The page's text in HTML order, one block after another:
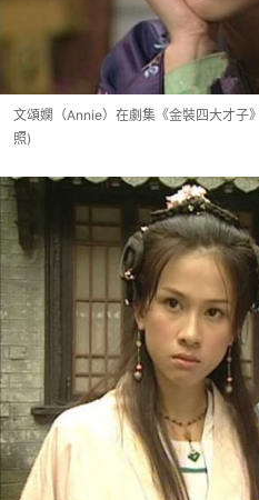
文頌嫻（Annie）在劇集《金裝四大才子
照)